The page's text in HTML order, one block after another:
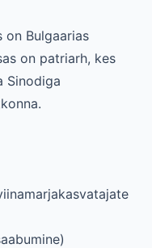
on Bulgaarias
on patriarh, kes
Sinodiga